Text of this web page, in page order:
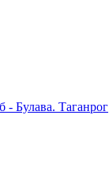
- Булава. Таганрог